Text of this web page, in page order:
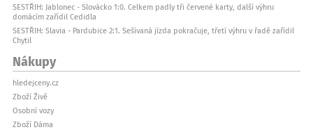
SESTŘIH: Jablonec - Slovácko 1:0. Celkem padly tři červené karty, další výhru
domácím zařídil Cedidla
SESTŘIH: Slavia - Pardubice 2:1. Sešívaná jízda pokračuje, třetí výhru v řadě zařídil
Chytil
Nákupy
hledejceny.cz
Zboží Živě
Osobní vozy
Zboží Dáma